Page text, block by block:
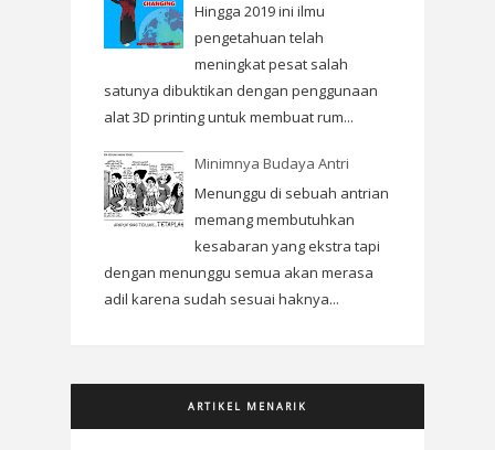
Hingga 2019 ini ilmu
pengetahuan telah
meningkat pesat salah
satunya dibuktikan dengan penggunaan
alat 3D printing untuk membuat rum...
Minimnya Budaya Antri
Menunggu di sebuah antrian
memang membutuhkan
kesabaran yang ekstra tapi
dengan menunggu semua akan merasa
adil karena sudah sesuai haknya...
ARTIKEL MENARIK